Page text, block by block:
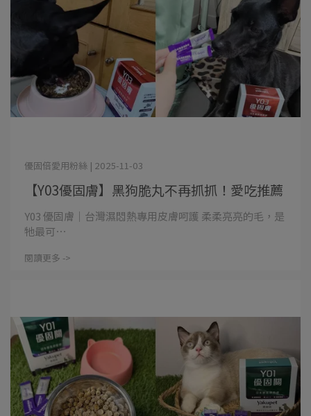
【Y03優固膚】黑狗脆丸不再抓抓！愛吃推薦
優固倍愛用粉絲 | 2025-11-03
Y03 優固膚｜台灣濕悶熱專用皮膚呵護 柔柔亮亮的毛，是
牠最可⋯
閱讀更多 ->